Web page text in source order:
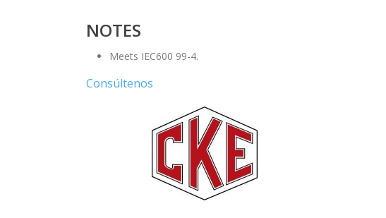
NOTES
Meets IEC600 99-4.
Consúltenos